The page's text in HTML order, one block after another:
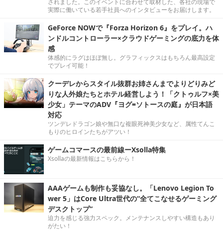
されました。このイベントに合わせて取材した、各社の現場で
実際に働いている若手社員へのインタビューをお届けします。
GeForce NOWで『Forza Horizon 6』をプレイ。ハ
ンドルコントローラー×クラウドゲーミングの底力を体
感
体感的にラグはほぼ無し。グラフィックスはもちろん最高設定
でプレイ可能！
クーデレからスタイル抜群お姉さんまでよりどりみど
りな人外娘たちとホテル経営しよう！「クトゥルフ×美
少女」テーマのADV『ヨグ=ソトースの庭』が日本語
対応
ツンデレドラゴン娘や無口な複眼死神美少女など、属性てんこ
もりのヒロインたちがアツい！
ゲームコマースの最前線ーXsolla特集
Xsollaの最新情報はこちらから！
AAAゲームも制作も妥協なし。「Lenovo Legion To
wer 5」はCore Ultra世代の“全てこなせるゲーミング
デスクトップ”
迫力を感じる強力スペック。メンテナンスしやすい構造もあり
がたい！